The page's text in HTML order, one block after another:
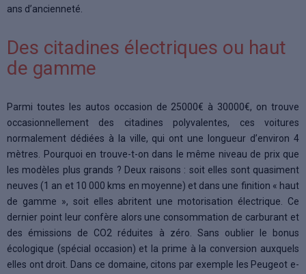
ans d’ancienneté.
Des citadines électriques ou haut
de gamme
Parmi toutes les autos occasion de 25000€ à 30000€, on trouve
occasionnellement des citadines polyvalentes, ces voitures
normalement dédiées à la ville, qui ont une longueur d’environ 4
mètres. Pourquoi en trouve-t-on dans le même niveau de prix que
les modèles plus grands ? Deux raisons : soit elles sont quasiment
neuves (1 an et 10 000 kms en moyenne) et dans une finition « haut
de gamme », soit elles abritent une motorisation électrique. Ce
dernier point leur confère alors une consommation de carburant et
des émissions de CO2 réduites à zéro. Sans oublier le bonus
écologique (spécial occasion) et la prime à la conversion auxquels
elles ont droit. Dans ce domaine, citons par exemple les Peugeot e-